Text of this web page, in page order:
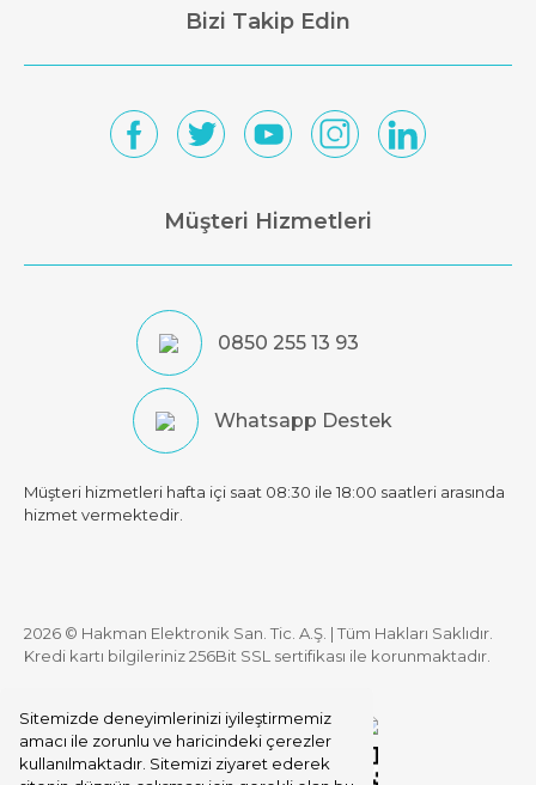
Sitemizde deneyimlerinizi iyileştirmemiz
amacı ile zorunlu ve haricindeki çerezler
kullanılmaktadır. Sitemizi ziyaret ederek
Bizi Takip Edin
Müşteri Hizmetleri
0850 255 13 93
Whatsapp Destek
Müşteri hizmetleri hafta içi saat 08:30 ile 18:00 saatleri arasında
hizmet vermektedir.
2026 © Hakman Elektronik San. Tic. A.Ş. | Tüm Hakları Saklıdır.
Kredi kartı bilgileriniz 256Bit SSL sertifikası ile korunmaktadır.